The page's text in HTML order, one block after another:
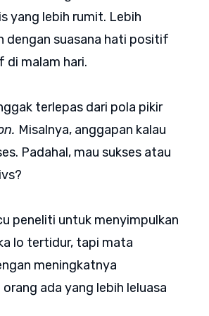
yang lebih rumit. Lebih
dengan suasana hati positif
di malam hari.
terlepas dari pola pikir
Misalnya, anggapan kalau
Padahal, mau sukses atau
peneliti untuk menyimpulkan
lo tertidur, tapi mata
meningkatnya
ada yang lebih leluasa